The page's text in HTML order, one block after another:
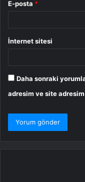
E-posta *
İnternet sitesi
Daha sonraki
adresim ve site